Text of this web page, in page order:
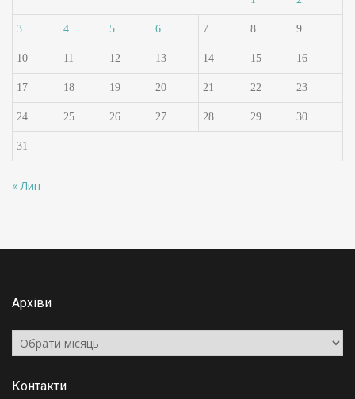
3 4 5 6 7 8 9
10 11 12 13 14 15 16
17 18 19 20 21 22 23
24 25 26 27 28 29 30
31
« Лип
Архіви
Архіви
Контакти